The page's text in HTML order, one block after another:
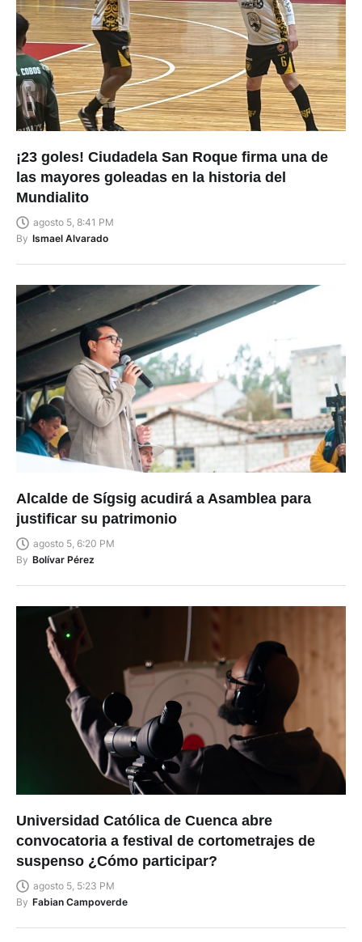
¡23 goles! Ciudadela San Roque firma una de
las mayores goleadas en la historia del
Mundialito
agosto 5, 8:41 PM
By Ismael Alvarado
Alcalde de Sígsig acudirá a Asamblea para
justificar su patrimonio
agosto 5, 6:20 PM
By Bolívar Pérez
Universidad Católica de Cuenca abre
convocatoria a festival de cortometrajes de
suspenso ¿Cómo participar?
agosto 5, 5:23 PM
By Fabian Campoverde